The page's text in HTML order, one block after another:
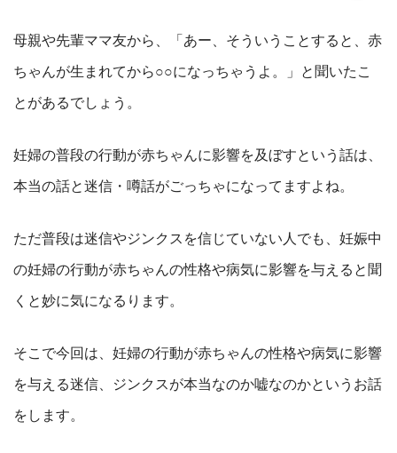
母親や先輩ママ友から、「あー、そういうことすると、赤
ちゃんが生まれてから○○になっちゃうよ。」と聞いたこ
とがあるでしょう。
妊婦の普段の行動が赤ちゃんに影響を及ぼすという話は、
本当の話と迷信・噂話がごっちゃになってますよね。
ただ普段は迷信やジンクスを信じていない人でも、妊娠中
の妊婦の行動が赤ちゃんの性格や病気に影響を与えると聞
くと妙に気になるります。
そこで今回は、妊婦の行動が赤ちゃんの性格や病気に影響
を与える迷信、ジンクスが本当なのか嘘なのかというお話
をします。